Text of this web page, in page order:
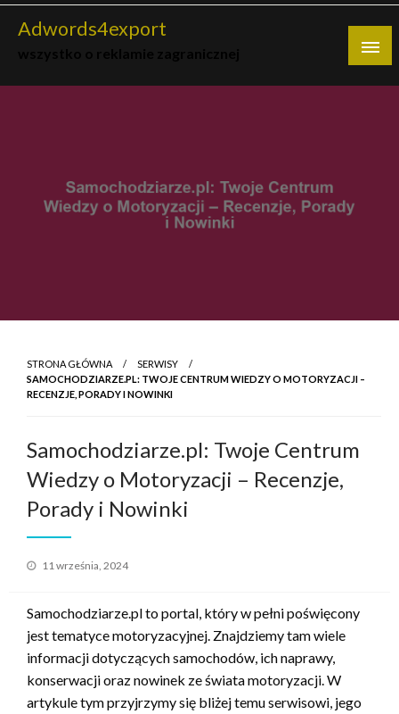
Skip
Adwords4export
STRONA GŁÓWNA
SERWISY
SAMOCHODZIARZE.PL: TWOJE CENTRUM WIEDZY O MOTORYZACJI –
RECENZJE, PORADY I NOWINKI
Samochodziarze.pl: Twoje Centrum
Wiedzy o Motoryzacji – Recenzje,
Porady i Nowinki
Opublikowane
11 września, 2024
Samochodziarze.pl to portal, który w pełni poświęcony
jest tematyce motoryzacyjnej. Znajdziemy tam wiele
informacji dotyczących samochodów, ich naprawy,
konserwacji oraz nowinek ze świata motoryzacji. W
artykule tym przyjrzymy się bliżej temu serwisowi, jego